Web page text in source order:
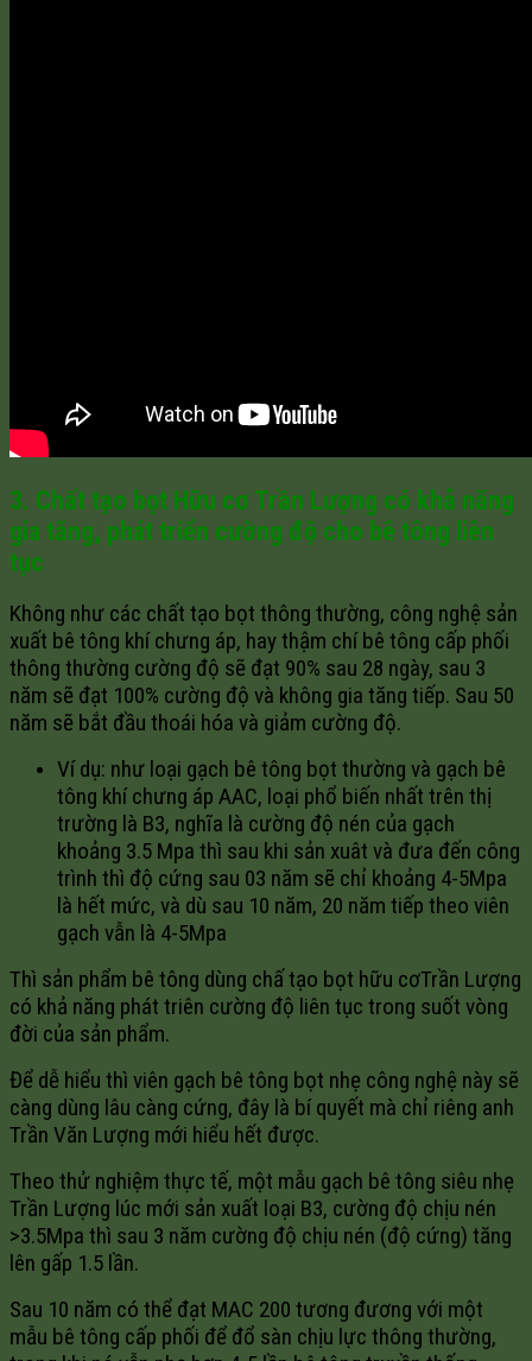
3. Chất tạo bọt Hữu cơ Trần Lượng có khả năng
gia tăng, phát triển cường độ cho bê tông liên
tục
Không như các chất tạo bọt thông thường, công nghệ sản
xuất bê tông khí chưng áp, hay thậm chí bê tông cấp phối
thông thường cường độ sẽ đạt 90% sau 28 ngày, sau 3
năm sẽ đạt 100% cường độ và không gia tăng tiếp. Sau 50
năm sẽ bắt đầu thoái hóa và giảm cường độ.
Ví dụ: như loại gạch bê tông bọt thường và gạch bê
tông khí chưng áp AAC, loại phổ biến nhất trên thị
trường là B3, nghĩa là cường độ nén của gạch
khoảng 3.5 Mpa thì sau khi sản xuât và đưa đến công
trình thì độ cứng sau 03 năm sẽ chỉ khoảng 4-5Mpa
là hết mức, và dù sau 10 năm, 20 năm tiếp theo viên
gạch vẫn là 4-5Mpa
Thì sản phẩm bê tông dùng chấ tạo bọt hữu cơTrần Lượng
có khả năng phát triên cường độ liên tục trong suốt vòng
đời của sản phẩm.
Để dễ hiểu thì viên gạch bê tông bọt nhẹ công nghệ này sẽ
càng dùng lâu càng cứng, đây là bí quyết mà chỉ riêng anh
Trần Văn Lượng mới hiểu hết được.
Theo thử nghiệm thực tế, một mẫu gạch bê tông siêu nhẹ
Trần Lượng lúc mới sản xuất loại B3, cường độ chịu nén
>3.5Mpa thì sau 3 năm cường độ chịu nén (độ cứng) tăng
lên gấp 1.5 lần.
Sau 10 năm có thể đạt MAC 200 tương đương với một
mẫu bê tông cấp phối để đổ sàn chịu lực thông thường,